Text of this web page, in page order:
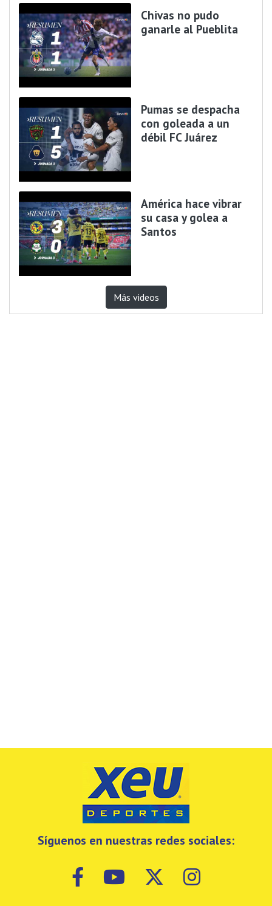
Chivas no pudo
ganarle al Pueblita
Pumas se despacha
con goleada a un
débil FC Juárez
América hace vibrar
su casa y golea a
Santos
Más videos
Síguenos en nuestras redes sociales: